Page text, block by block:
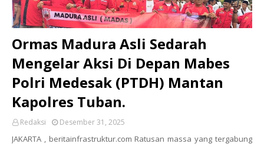
Ormas Madura Asli Sedarah
Mengelar Aksi Di Depan Mabes
Polri Medesak (PTDH) Mantan
Kapolres Tuban.
Redaksi Desember 31, 2025
JAKARTA , beritainfrastruktur.com Ratusan massa yang tergabung